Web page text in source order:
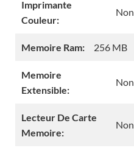
Imprimante
Couleur:
Non
Memoire Ram: 256 MB
Memoire
Extensible:
Non
Lecteur De Carte
Memoire:
Non